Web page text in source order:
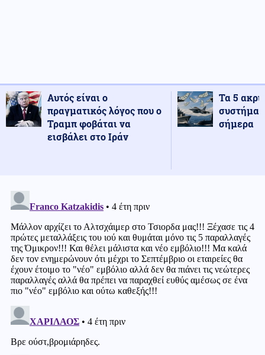
Αυτός είναι ο
πραγματικός λόγος που ο
Τραμπ φοβάται να
εισβάλει στο Ιράν
Τα 5
σήμερα